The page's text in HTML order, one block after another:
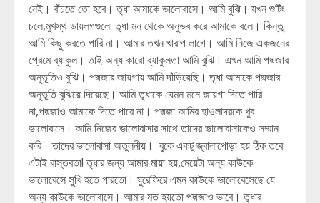
নেই। বাঁচতে তো হবে। তৃধা আমাকে ভালোবাসে। আমি বুঝি। যখন শুটিং
চলে,মুখস্থ ডায়লগগুলো তৃধা মন থেকে অনুভব করে আমাকে বলে। কিন্তু
আমি কিছু করতে পারি না। আমার তখন খারাপ লাগে। আমি নিজে একজনের
প্রেমে ব্যাকুল। তাই অন্য কারো ব্যাকুলতা আমি বুঝি। এখন আমি পদ্মজার
অনুভূতিও বুঝি। পদ্মজার জায়গায় আমি দাঁড়িয়েছি। তৃধা আমাকে পদ্মজার
অনুভূতি বুঝিয়ে দিয়েছে। আমি তৃধাকে যেমন মনে জায়গা দিতে পারি
না,পদ্মজাও আমাকে দিতে পারে না। পদ্মজা আমির হাওলাদরকে খুব
ভালোবাসে। আমি নিজের ভালোবাসার সাথে তাদের ভালোবাসাকেও সম্মান
করি। তাদের ভালোবাসা অতুলনীয়। বুকে একটু জ্বালাপোড়া হয় ঠিক তবে
এটাই বাস্তবতা! তৃধার জন্য আমার মায়া হয়,মেয়েটা অন্য কাউকে
ভালোবেসে সুখি হতে পারতো। ঘুরেফিরে এমন কাউকে ভালোবেসেছে যে
অন্য কাউকে ভালোবাসে। আমার মত হয়তো পদ্মজাও ভাবে। তৃধার